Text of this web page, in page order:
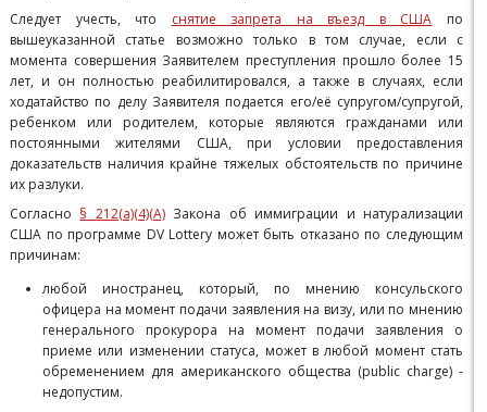
Следует учесть, что снятие запрета на въезд в США по
вышеуказанной статье возможно только в том случае, если с
момента совершения Заявителем преступления прошло более 15
лет, и он полностью реабилитировался, а также в случаях, если
ходатайство по делу Заявителя подается его/её супругом/супругой,
ребенком или родителем, которые являются гражданами или
постоянными жителями США, при условии предоставления
доказательств наличия крайне тяжелых обстоятельств по причине
их разлуки.
Согласно§ 212(a)(4)(A)Закона об иммиграции и натурализации
США по программе DV Lottery может быть отказано по следующим
причинам:
любой иностранец, который, по мнению консульского
офицера на момент подачи заявления на визу, или по мнению
генерального прокурора на момент подачи заявления о
приеме или изменении статуса, может в любой момент стать
обременением для американского общества (public charge) -
недопустим.